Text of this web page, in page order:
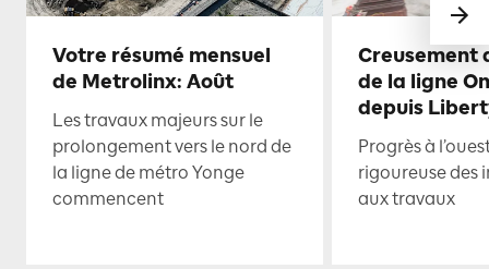
Votre résumé mensuel
de Metrolinx: Août
Les travaux majeurs sur le
prolongement vers le nord de
la ligne de métro Yonge
commencent
Creusement
de la ligne
depuis
Progrès à
rigoureuse des
aux travaux